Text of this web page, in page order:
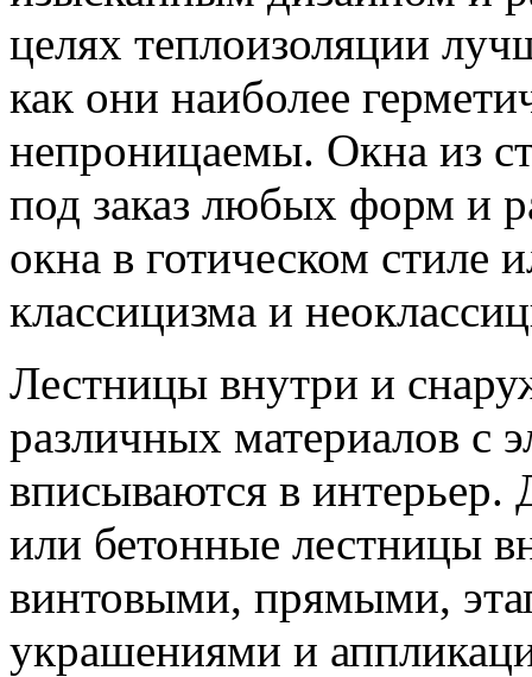
целях теплоизоляции
как они наиболее
непроницаемы. Окна из
под заказ любых форм и
окна в готическом стиле
классицизма и
Лестницы внутри и
различных материалов с
вписываются в интерьер.
или бетонные лестницы
винтовыми, прямыми,
украшениями и